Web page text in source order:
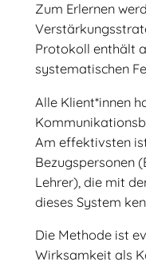
Zum Erlernen
Protokoll enthält
systematischen
Alle Klient*innen
Am effektivsten
Bezugspersonen
Lehrer), die mit
dieses System
Die Methode ist
Wirksamkeit als